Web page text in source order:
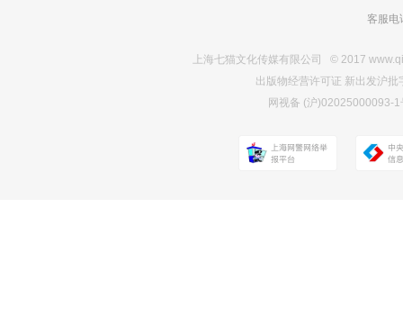
客服电
上海七猫文化传媒有限公司 © 2017
出版物经营许可证 新出发沪
网视备 (沪)02025000093-